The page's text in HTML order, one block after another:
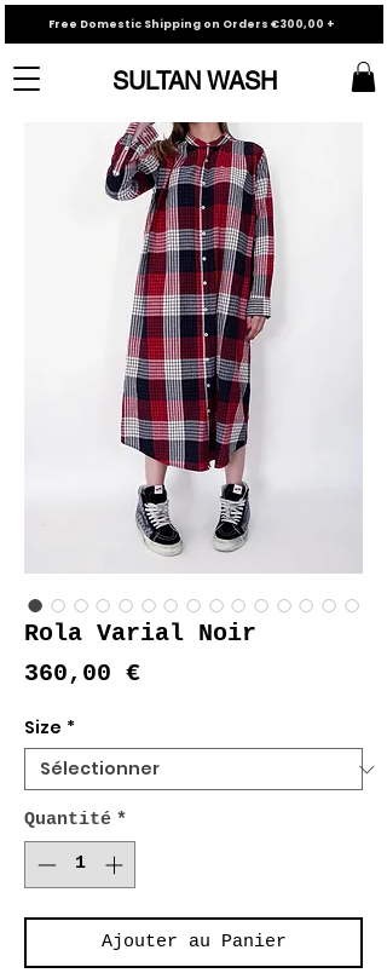
SULTAN WASH
Free Domestic Shipping on Orders €300,00 +
Rola Varial Noir
360,00 €Prix
Size *
Quantité *
Ajouter au Panier